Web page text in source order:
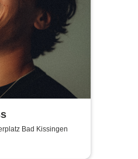
Bad Kissingen